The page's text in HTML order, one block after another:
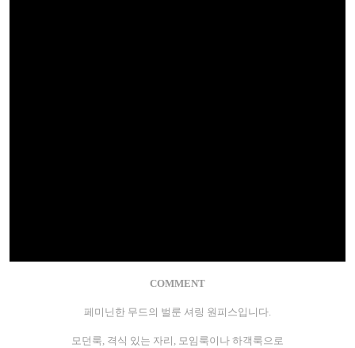
COMMENT
페미닌한 무드의 벌룬 셔링 원피스입니다.
모던룩, 격식 있는 자리, 모임룩이나 하객룩으로